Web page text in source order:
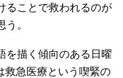
ることで救われるのが
。
を描く傾向のある日曜
救急医療という喫緊の